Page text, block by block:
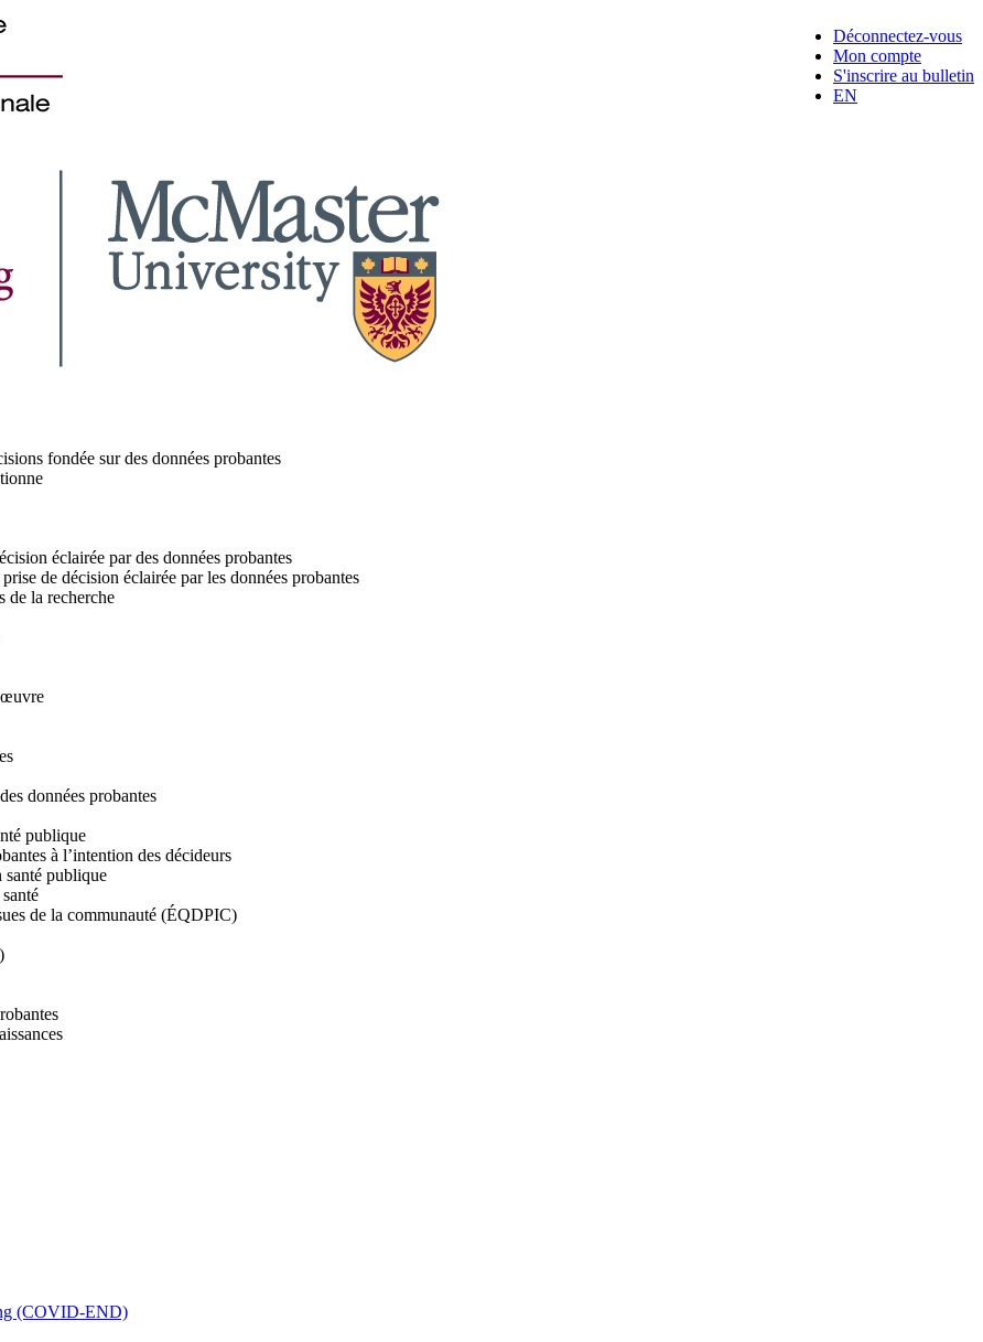
Déconnectez-vous
Mon compte
S'inscrire au bulletin
EN
fondée sur des données probantes
éclairée par des données probantes
de décision éclairée par les données probantes
de la recherche
données probantes
publique
à l’intention des décideurs
santé publique
de la communauté (ÉQDPIC)
(COVID-END)